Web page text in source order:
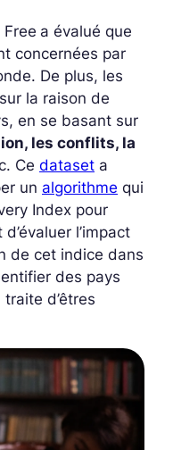
a évalué que
concernées par
. De plus, les
la raison de
en se basant sur
les conflits, la
Ce dataset a
un algorithme qui
Index pour
l’impact
de cet indice dans
des pays
d’êtres